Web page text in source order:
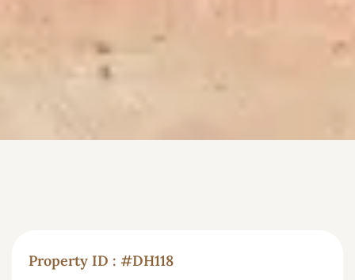
Property ID : #DH118